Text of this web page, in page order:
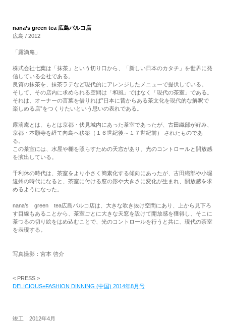
nana’s green tea 広島パルコ店
広島 / 2012
「露滴庵」
株式会社七葉は「抹茶」という切り口から、「新しい日本のカタチ」を世界に発
信している会社である。
良質の抹茶を、抹茶ラテなど現代的にアレンジしたメニューで提供している。
そして、その店内に求められる空間は「和風」ではなく「現代の茶室」である。
それは、オーナーの言葉を借りれば”日本に昔からある茶文化を現代的な解釈で
楽しめる店”をつくりたいという思いの表れである。
露滴庵とは、もとは京都・伏見城内にあった茶室であったが、古田織部が好み、
京都・本願寺を経て向島へ移築（１６世紀後～１７世紀前） されたものであ
る。
この茶室には、水屋や棚を照らすための天窓があり、光のコントロールと開放感
を演出している。
千利休の時代は、茶室をより小さく簡素化する傾向にあったが、古田織部や小堀
遠州の時代になると、茶室に付ける窓の形や大きさに変化が生まれ、開放感を求
めるようになった。
nana’s green tea広島パルコ店は、大きな吹き抜け空間にあり、上から見下ろ
す目線もあることから、茶室ごとに大きな天窓を設けて開放感を獲得し、そこに
茶つるの切り絵をはめ込むことで、光のコントロールを行うと共に、現代の茶室
を表現する。
写真撮影：宮本 啓介
< PRESS >
DELICIOUS+FASHION DINNING (中国) 2014年8月号
竣工 2012年4月